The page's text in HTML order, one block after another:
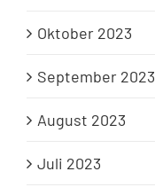
Oktober 2023
September 2023
August 2023
Juli 2023